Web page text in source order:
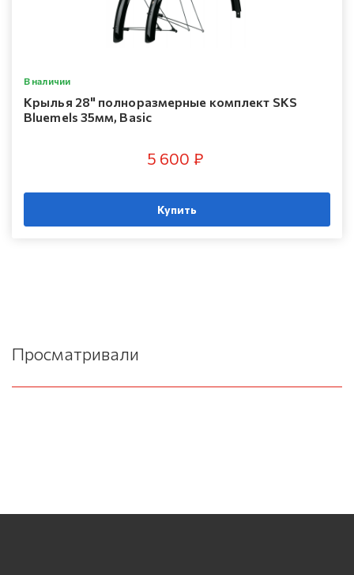
В наличии
Крылья 28" полноразмерные комплект SKS
Bluemels 35мм, Basic
5 600 ₽
Купить
Просматривали